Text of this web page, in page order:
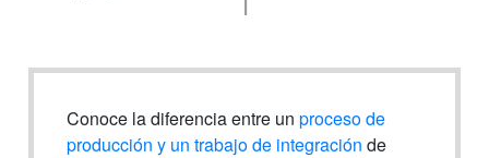
Conoce la diferencia entre unproceso de
producción y un trabajo de integración de